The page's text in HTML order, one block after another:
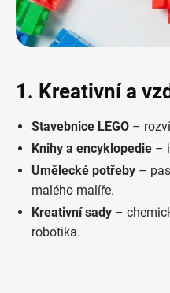
1. Kreativní a
Stavebnice LEGO –
Knihy a encyklopedie –
Umělecké potřeby –
malého malíře.
Kreativní sady –
robotika.